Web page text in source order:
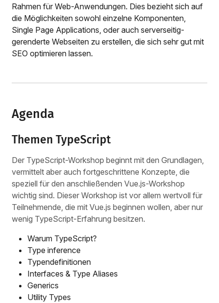
Rahmen für Web-Anwendungen. Dies bezieht sich auf
die Möglichkeiten sowohl einzelne Komponenten,
Single Page Applications, oder auch serverseitig-
gerenderte Webseiten zu erstellen, die sich sehr gut mit
SEO optimieren lassen.
Agenda
Themen TypeScript
Der TypeScript-Workshop beginnt mit den Grundlagen,
vermittelt aber auch fortgeschrittene Konzepte, die
speziell für den anschließenden Vue.js-Workshop
wichtig sind. Dieser Workshop ist vor allem wertvoll für
Teilnehmende, die mit Vue.js beginnen wollen, aber nur
wenig TypeScript-Erfahrung besitzen.
Warum TypeScript?
Type inference
Typendefinitionen
Interfaces & Type Aliases
Generics
Utility Types